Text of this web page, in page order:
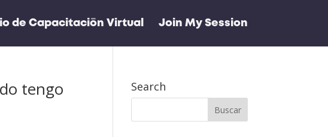
de Capacitación Virtual Join My Session
tengo Search